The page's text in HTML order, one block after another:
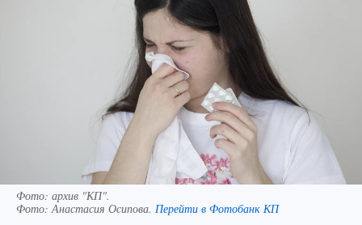
Фото: архив "КП".
Фото: Анастасия Осипова. Перейти в Фотобанк КП